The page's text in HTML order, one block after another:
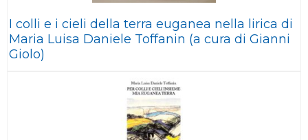
I colli e i cieli della terra euganea nella lirica di
Maria Luisa Daniele Toffanin (a cura di Gianni
Giolo)